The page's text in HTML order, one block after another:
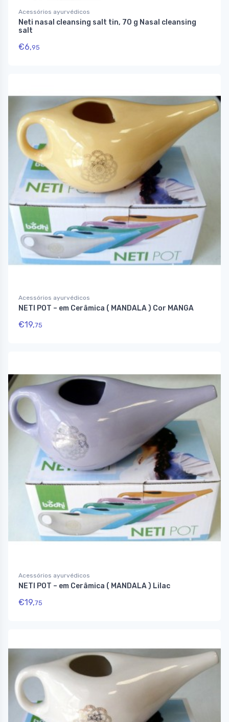
Acessórios ayurvédicos
Neti nasal cleansing salt tin, 70 g Nasal cleansing
salt
€6,95
Acessórios ayurvédicos
NETI POT – em Cerâmica ( MANDALA ) Cor MANGA
€19,75
Acessórios ayurvédicos
NETI POT – em Cerâmica ( MANDALA ) Lilac
€19,75